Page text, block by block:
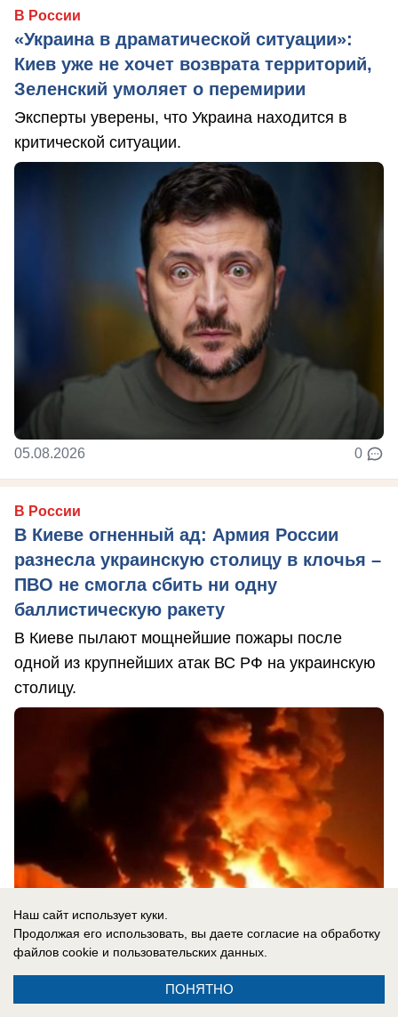
В России
«Украина в драматической ситуации»:
Киев уже не хочет возврата территорий,
Зеленский умоляет о перемирии
Эксперты уверены, что Украина находится в
критической ситуации.
05.08.2026 0
В России
В Киеве огненный ад: Армия России
разнесла украинскую столицу в клочья –
ПВО не смогла сбить ни одну
баллистическую ракету
В Киеве пылают мощнейшие пожары после
одной из крупнейших атак ВС РФ на украинскую
столицу.
Наш сайт использует куки.
Продолжая его использовать, вы даете согласие на обработку
файлов cookie и пользовательских данных.
ПОНЯТНО